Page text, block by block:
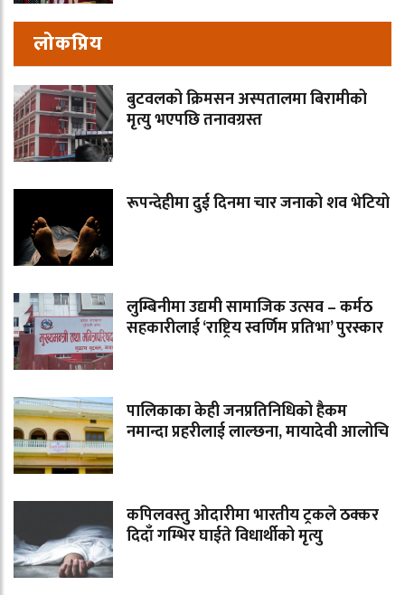
लोकप्रिय
बुटवलको क्रिमसन अस्पतालमा बिरामीको
मृत्यु भएपछि तनावग्रस्त
रूपन्देहीमा दुई दिनमा चार जनाको शव भेटियो
लुम्बिनीमा उद्यमी सामाजिक उत्सव – कर्मठ
सहकारीलाई ‘राष्ट्रिय स्वर्णिम प्रतिभा’ पुरस्कार
पालिकाका केही जनप्रतिनिधिको हैकम
नमान्दा प्रहरीलाई लाल्छना, मायादेवी आलोचि
कपिलवस्तु ओदारीमा भारतीय ट्रकले ठक्कर
दिदाँ गम्भिर घाईते विधार्थीको मृत्यु